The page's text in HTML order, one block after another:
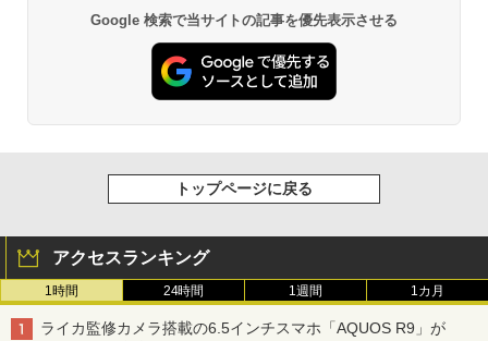
Google 検索で当サイトの記事を優先表示させる
トップページに戻る
アクセスランキング
1時間 24時間 1週間 1カ月
ライカ監修カメラ搭載の6.5インチスマホ「AQUOS R9」が